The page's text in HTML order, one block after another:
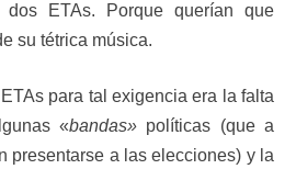
ETAs. Porque querían que
su tétrica música.
para tal exigencia era la falta
«bandas» políticas (que a
presentarse a las elecciones) y la